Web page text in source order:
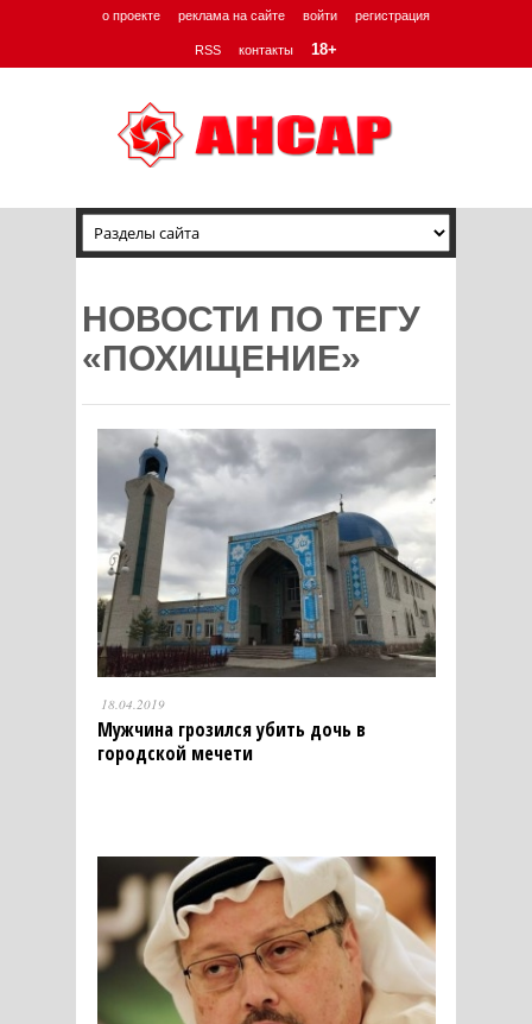
о проекте реклама на сайте войти регистрация
RSS контакты 18+
НОВОСТИ ПО ТЕГУ
«ПОХИЩЕНИЕ»
18.04.2019
Мужчина грозился убить дочь в
городской мечети